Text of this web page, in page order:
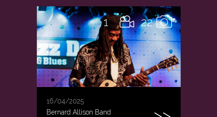
22
1
16/04/2025
Bernard Allison Band